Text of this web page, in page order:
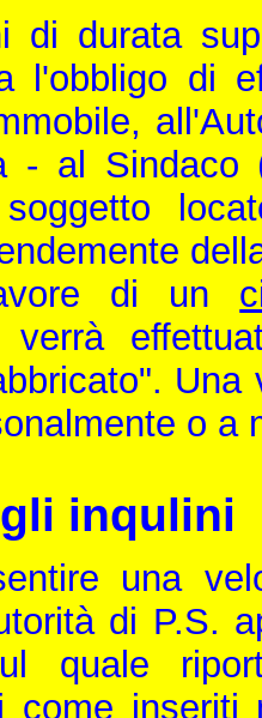
di durata
l'obbligo di
- al Sindaco
di un
verrà
o a
inqulini
una
di P.S.
quale
come